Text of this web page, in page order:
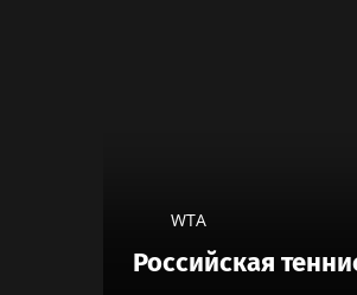
WTA
Российская